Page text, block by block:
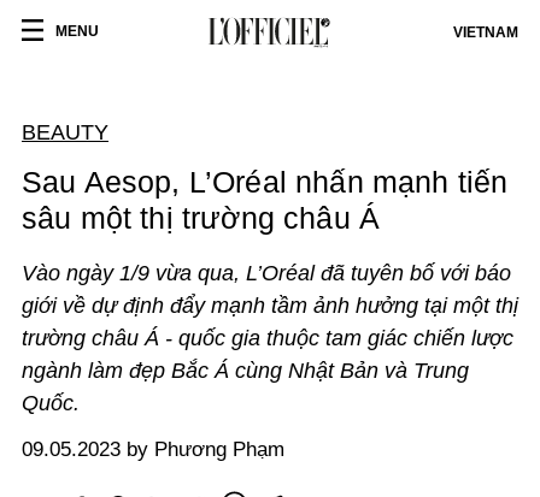
MENU VIETNAM
BEAUTY
Sau Aesop, L’Oréal nhấn mạnh tiến
sâu một thị trường châu Á
Vào ngày 1/9 vừa qua, L’Oréal đã tuyên bố với báo
giới về dự định đẩy mạnh tầm ảnh hưởng tại một thị
trường châu Á - quốc gia thuộc tam giác chiến lược
ngành làm đẹp Bắc Á cùng Nhật Bản và Trung
Quốc.
09.05.2023 by Phương Phạm